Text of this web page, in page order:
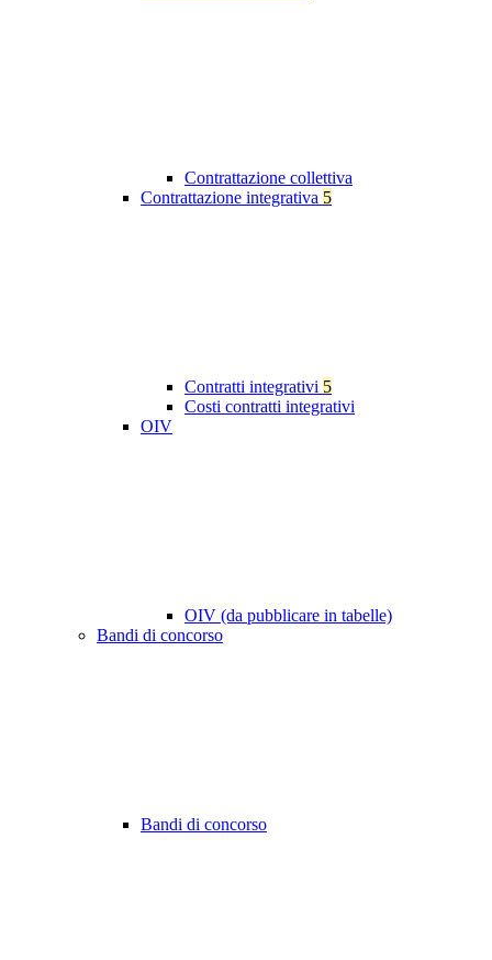
Contrattazione collettiva
Contrattazione integrativa 5
Contratti integrativi 5
Costi contratti integrativi
OIV
OIV (da pubblicare in tabelle)
Bandi di concorso
Bandi di concorso